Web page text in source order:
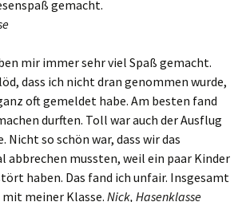
gemacht.
mir immer sehr viel Spaß gemacht.
dass ich nicht dran genommen wurde,
oft gemeldet habe. Am besten fand
durften. Toll war auch der Ausflug
so schön war, dass wir das
abbrechen mussten, weil ein paar Kinder
haben. Das fand ich unfair. Insgesamt
mit meiner Klasse. Nick, Hasenklasse